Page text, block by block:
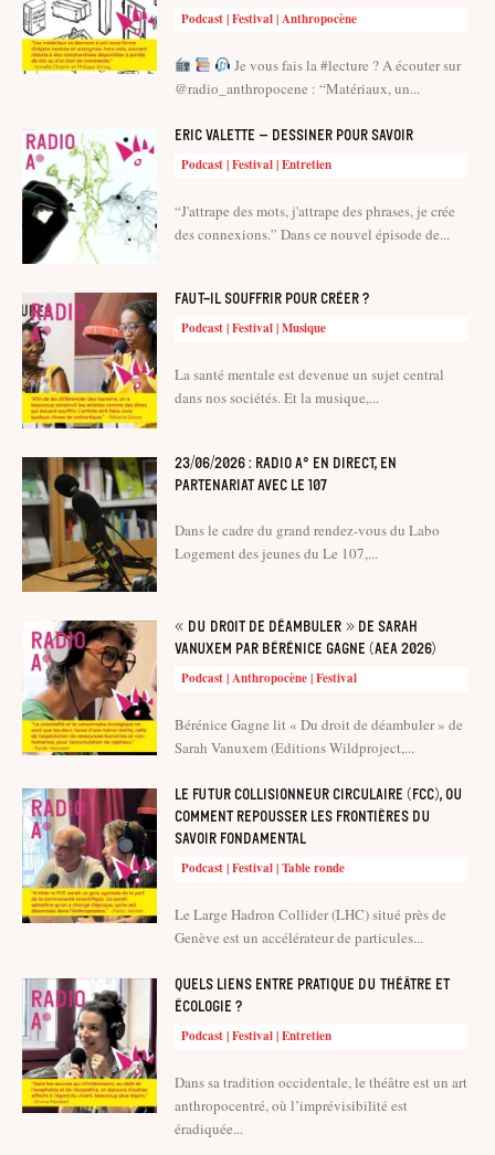
Podcast | Festival | Anthropocène
Je vous fais la #lecture ? A écouter sur
@radio_anthropocene : “Matériaux, un...
Eric Valette – Dessiner pour savoir
Podcast | Festival | Entretien
“J'attrape des mots, j'attrape des phrases, je crée
des connexions.” Dans ce nouvel épisode de...
Faut-il souffrir pour créer ?
Podcast | Festival | Musique
La santé mentale est devenue un sujet central
dans nos sociétés. Et la musique,...
23/06/2026 : Radio A° en direct, en
partenariat avec le 107
Dans le cadre du grand rendez-vous du Labo
Logement des jeunes du Le 107,...
« Du droit de déambuler » de Sarah
Vanuxem par Bérénice Gagne (AEA 2026)
Podcast | Anthropocène | Festival
Bérénice Gagne lit « Du droit de déambuler » de
Sarah Vanuxem (Editions Wildproject,...
Le Futur Collisionneur Circulaire (FCC), ou
comment repousser les frontières du
savoir fondamental
Podcast | Festival | Table ronde
Le Large Hadron Collider (LHC) situé près de
Genève est un accélérateur de particules...
Quels liens entre pratique du théâtre et
écologie ?
Podcast | Festival | Entretien
Dans sa tradition occidentale, le théâtre est un art
anthropocentré, où l’imprévisibilité est
éradiquée...